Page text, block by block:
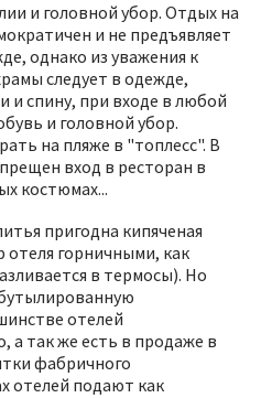
и головной убор. Отдых на
и не предъявляет
однако из уважения к
следует в одежде,
и спину, при входе в любой
и головной убор.
на пляже в "топлесс". В
вход в ресторан в
костюмах...
пригодна кипяченая
отеля горничными, как
в термосы). Но
отелей
а так же есть в продаже в
фабричного
отелей подают как